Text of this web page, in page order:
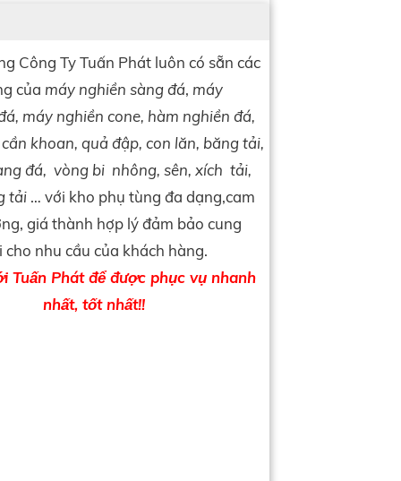
Công Ty Tuấn Phát luôn có sẵn các
của máy nghiền sàng đá, máy
máy nghiền cone, hàm nghiền đá,
khoan, quả đập, con lăn, băng tải,
đá, vòng bi nhông, sên, xích tải,
tải … với kho phụ tùng đa dạng,cam
giá thành hợp lý đảm bảo cung
nhu cầu của khách hàng.
Tuấn Phát để được phục vụ nhanh
nhất, tốt nhất!!